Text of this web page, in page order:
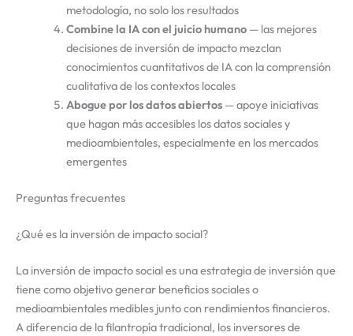
metodología, no solo los resultados
Combine la IA con el juicio humano— las mejores
decisiones de inversión de impacto mezclan
conocimientos cuantitativos de IA con la comprensión
cualitativa de los contextos locales
Abogue por los datos abiertos— apoye iniciativas
que hagan más accesibles los datos sociales y
medioambientales, especialmente en los mercados
emergentes
Preguntas frecuentes
¿Qué es la inversión de impacto social?
La inversión de impacto social es una estrategia de inversión que
tiene como objetivo generar beneficios sociales o
medioambientales medibles junto con rendimientos financieros.
A diferencia de la filantropía tradicional, los inversores de